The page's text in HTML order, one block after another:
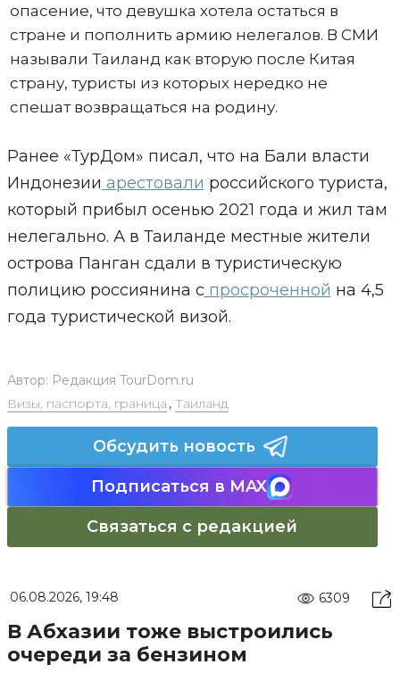
опасение, что девушка хотела остаться в
стране и пополнить армию нелегалов. В СМИ
называли Таиланд как вторую после Китая
страну, туристы из которых нередко не
спешат возвращаться на родину.
Ранее «ТурДом» писал, что на Бали власти
Индонезии арестовали российского туриста,
который прибыл осенью 2021 года и жил там
нелегально. А в Таиланде местные жители
острова Панган сдали в туристическую
полицию россиянина с просроченной на 4,5
года туристической визой.
Автор: Редакция TourDom.ru
Визы, паспорта, граница , Таиланд
Обсудить новость
Подписаться в MAX
Связаться с редакцией
06.08.2026, 19:48 6309
В Абхазии тоже выстроились
очереди за бензином